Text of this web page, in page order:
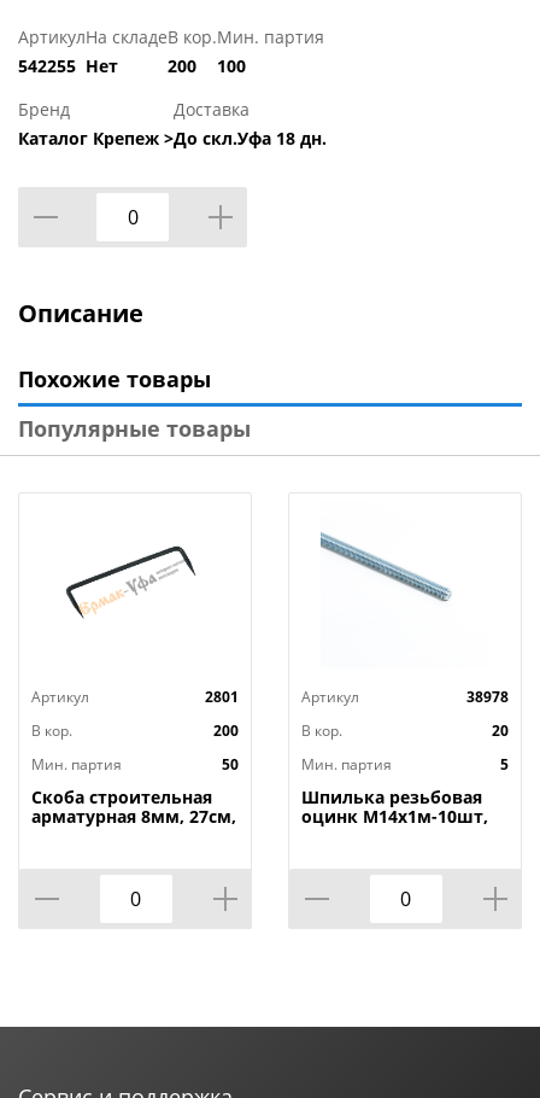
Артикул
542255
На складе
Нет
В кор.
200
Мин. партия
100
Бренд
Каталог Крепеж >
Доставка
До скл.Уфа 18 дн.
Описание
Похожие товары
Популярные товары
Артикул
2801
В кор.
200
Мин. партия
50
Скоба строительная
арматурная 8мм, 27см,
Артикул
38978
В кор.
20
Мин. партия
5
Шпилька резьбовая
оцинк М14х1м-10шт,